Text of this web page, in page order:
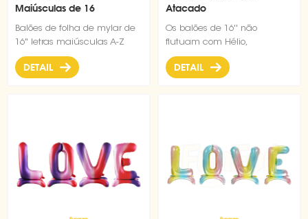
Maiúsculas de 16
Balões de folha de mylar de
16" letras maiúsculas A-Z
fáceis de inflar e 5 cores
opcionais
DETAIL
Atacado
Os balões de 16'' não
flutuam com Hélio,
fabricados em filme de
alumínio de alta qualidade,
DETAIL